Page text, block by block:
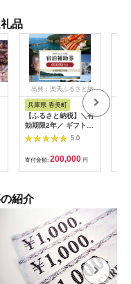
品
出典：楽天ふるさと納
兵庫県 香美町
【ふるさと納税】＼有
効期限2年／ ギフトに
も使える 宿泊補助券
60,000円分 宿泊助成
券 宿泊券 旅 トラベル
旅行券 兵庫県 香美町
カニ 温泉 海 観光 旅
宿 体験 ギフト クーポ
ン 宿泊 お泊り 国内旅
行 但馬牛 旅館 温泉宿
プレゼント 贈答 母の
日 25-09
5.0
寄付金額: 200,000 円
紹介